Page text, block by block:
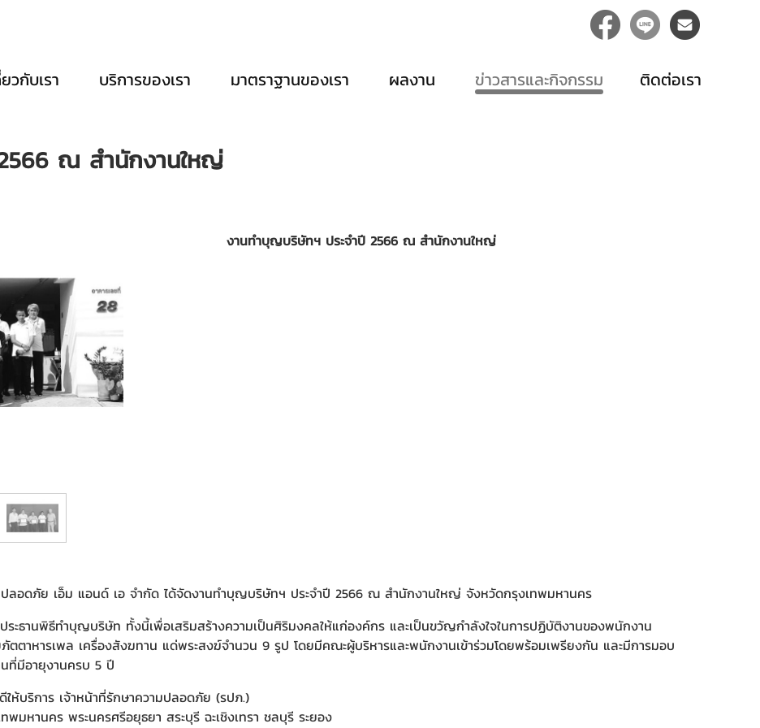
วกับเรา บริการของเรา มาตราฐานของเรา ผลงาน ข่าวสารและกิจกรรม ติดต่อเรา
ณ สำนักงานใหญ่
งานทำบุญบริษัทฯ ประจำปี 2566 ณ สำนักงานใหญ่
ลอดภัย เอ็ม แอนด์ เอ จำกัด ได้จัดงานทำบุญบริษัทฯ ประจำปี 2566 ณ สำนักงานใหญ่ จังหวัดกรุงเทพมหานคร
ธานพิธีทำบุญบริษัท ทั้งนี้เพื่อเสริมสร้างความเป็นศิริมงคลให้แก่องค์กร และเป็นขวัญกำลังใจในการปฏิบัติงานของพนักงาน
ตตาหารเพล เครื่องสังฆทาน แด่พระสงฆ์จำนวน 9 รูป โดยมีคณะผู้บริหารและพนักงานเข้าร่วมโดยพร้อมเพรียงกัน และมีการมอบ
ที่มีอายุงานครบ 5 ปี
บริการ เจ้าหน้าที่รักษาความปลอดภัย (รปภ.)
หานคร พระนครศรีอยุธยา สระบุรี ฉะเชิงเทรา ชลบุรี ระยอง